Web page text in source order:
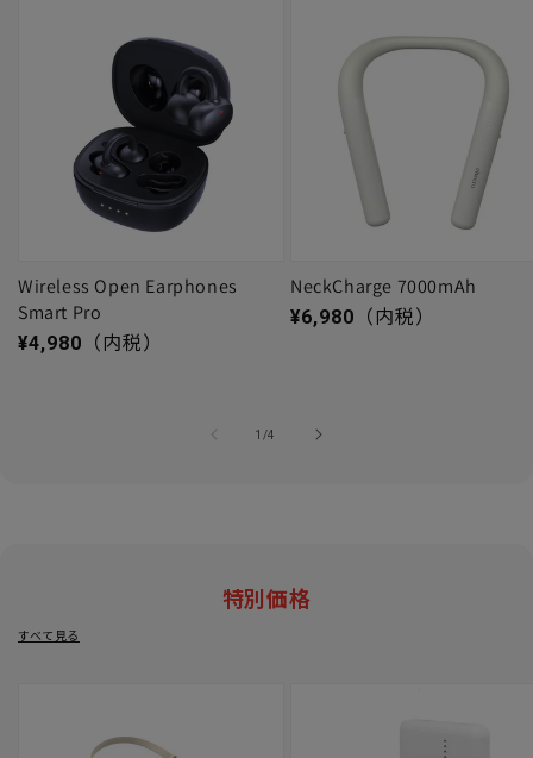
Wireless Open Earphones
Smart Pro
通常価格
¥4,980 （内税）
NeckCharge 7000mAh
通常価格
¥6,980 （内税）
1 /
の4
特別価格
すべて見る